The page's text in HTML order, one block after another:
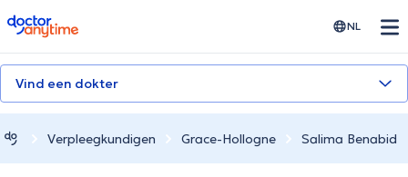
doctoranytime NL
Vind een dokter
Verpleegkundigen Grace-Hollogne Salima Benabid